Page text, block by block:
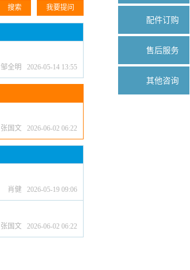
我要提问
搜索
邹全明 2026-05-14 13:55
张国文 2026-06-02 06:22
肖健 2026-05-19 09:06
张国文 2026-06-02 06:22
配件订购
售后服务
其他咨询